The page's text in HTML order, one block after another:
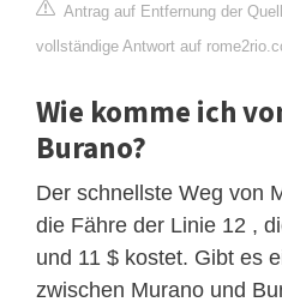
Antrag auf Entfernung der
vollständige Antwort auf
Wie komme ich
Burano?
Der schnellste Weg von
die Fähre der Linie 12 ,
und 11 $ kostet. Gibt es
zwischen Murano und